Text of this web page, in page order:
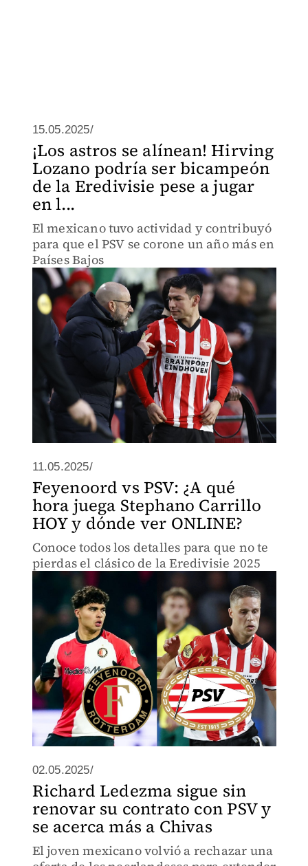
15.05.2025/
¡Los astros se alínean! Hirving
Lozano podría ser bicampeón
de la Eredivisie pese a jugar
en l...
El mexicano tuvo actividad y contribuyó
para que el PSV se corone un año más en
Países Bajos
11.05.2025/
Feyenoord vs PSV: ¿A qué
hora juega Stephano Carrillo
HOY y dónde ver ONLINE?
Conoce todos los detalles para que no te
pierdas el clásico de la Eredivisie 2025
02.05.2025/
Richard Ledezma sigue sin
renovar su contrato con PSV y
se acerca más a Chivas
El joven mexicano volvió a rechazar una